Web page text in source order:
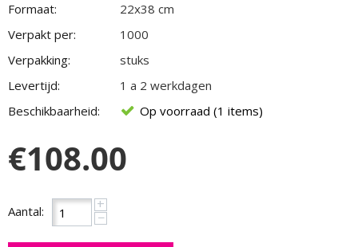
Formaat:
22x38 cm
Verpakt per:
1000
Verpakking:
stuks
Levertijd:
1 a 2 werkdagen
Beschikbaarheid:
Op voorraad (1 items)
€108.00
Aantal: +
−